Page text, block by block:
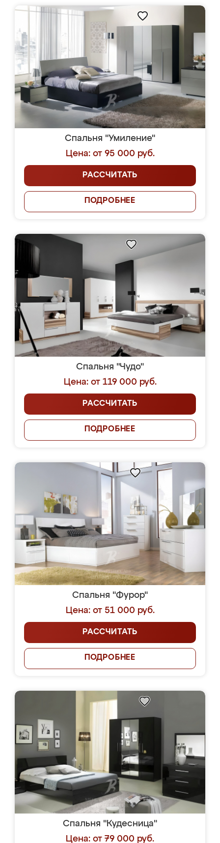
Спальня "Умиление"
Цена: от 95 000 руб.
РАССЧИТАТЬ
ПОДРОБНЕЕ
Спальня "Чудо"
Цена: от 119 000 руб.
РАССЧИТАТЬ
ПОДРОБНЕЕ
Спальня "Фурор"
Цена: от 51 000 руб.
РАССЧИТАТЬ
ПОДРОБНЕЕ
Спальня "Кудесница"
Цена: от 79 000 руб.